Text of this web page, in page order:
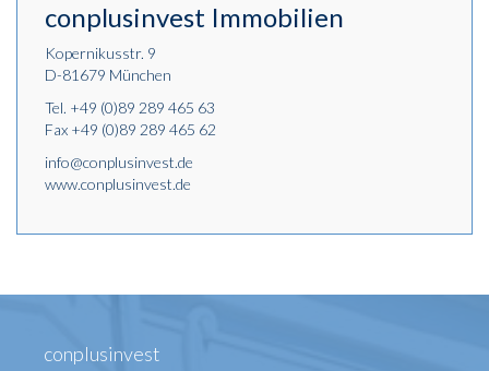
conplusinvest Immobilien
Kopernikusstr. 9
D-81679 München
Tel. +49 (0)89 289 465 63
Fax +49 (0)89 289 465 62
info@conplusinvest.de
www.conplusinvest.de
conplusinvest